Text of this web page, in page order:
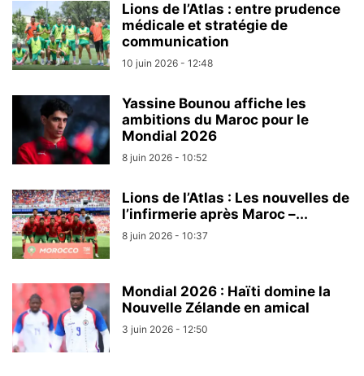
Lions de l’Atlas : entre prudence
médicale et stratégie de
communication
10 juin 2026 - 12:48
Yassine Bounou affiche les
ambitions du Maroc pour le
Mondial 2026
8 juin 2026 - 10:52
Lions de l’Atlas : Les nouvelles de
l’infirmerie après Maroc –...
8 juin 2026 - 10:37
Mondial 2026 : Haïti domine la
Nouvelle Zélande en amical
3 juin 2026 - 12:50